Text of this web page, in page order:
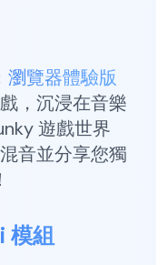
瀏覽器體驗版
，沉浸在音樂
遊戲世界
音並分享您獨
模組